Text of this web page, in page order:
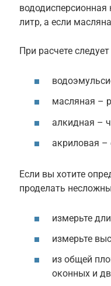
вододисперсионная
литр, а если
При расчете
масляная –
алкидная –
акриловая –
Если вы хотите
проделать
измерьте
измерьте
из общей
оконных и